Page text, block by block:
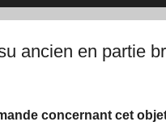
ancien en partie
concernant cet